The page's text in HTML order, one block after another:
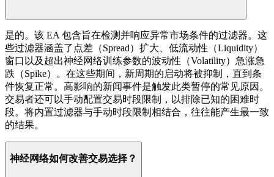
是的。该 EA 包含旨在检测并响应异常市场条件的过滤器。这
些过滤器涵盖了点差（Spread）扩大、低流动性（Liquidity）
窗口以及超出神经网络训练参数的波动性（Volatility）急涨急
跌（Spike）。在这些期间，新周期的启动将被抑制，直到条
件恢复正常。高影响的新闻事件是触发此类暂停的常见原因。
交易者还可以手动配置交易时段限制，以排除已知的困难时
段。将内置过滤器与手动时段限制相结合，往往能产生最一致
的结果。
神经网络如何改善交易选择？